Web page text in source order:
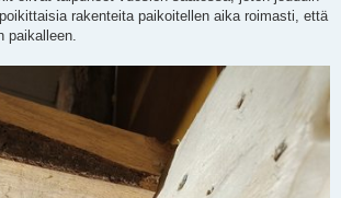
rakenteita paikoitellen aika roimasti, että
paikalleen.